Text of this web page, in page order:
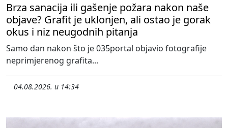
Brza sanacija ili gašenje požara nakon naše
objave? Grafit je uklonjen, ali ostao je gorak
okus i niz neugodnih pitanja
Samo dan nakon što je 035portal objavio fotografije
neprimjerenog grafita...
04.08.2026. u 14:34